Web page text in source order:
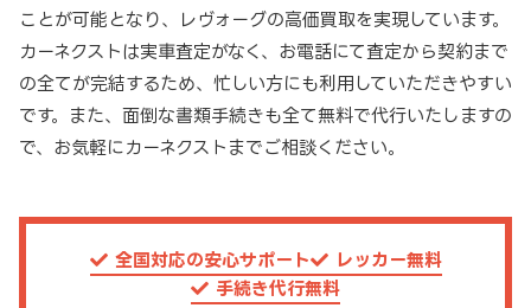
ことが可能となり、レヴォーグの高価買取を実現しています。
カーネクストは実車査定がなく、お電話にて査定から契約まで
の全てが完結するため、忙しい方にも利用していただきやすい
です。また、面倒な書類手続きも全て無料で代行いたしますの
で、お気軽にカーネクストまでご相談ください。
全国対応の安心サポート
レッカー無料
手続き代行無料